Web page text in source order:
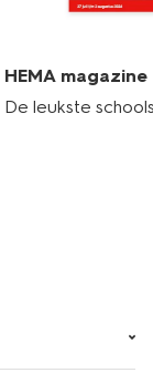
HEMA magazine
De leukste